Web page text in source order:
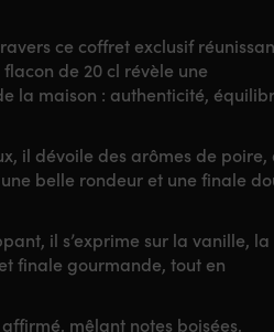
ce coffret exclusif
de 20 cl révèle une
la maison : authenticité,
il dévoile des arômes de poire,
belle rondeur et une finale
il s’exprime sur la vanille, la
finale gourmande, tout en
mêlant notes boisées,